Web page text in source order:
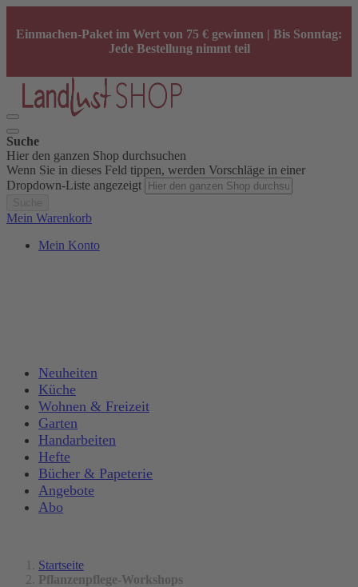
Einmachen-Paket im Wert von 75 € gewinnen | Bis Sonntag:
Jede Bestellung nimmt teil
Suche
Hier den ganzen Shop durchsuchen
Wenn Sie in dieses Feld tippen, werden Vorschläge in einer
Dropdown-Liste angezeigt
Mein Warenkorb
Mein Konto
Neuheiten
Küche
Wohnen & Freizeit
Garten
Handarbeiten
Hefte
Bücher & Papeterie
Angebote
Abo
Startseite
Pflanzenpflege-Workshops